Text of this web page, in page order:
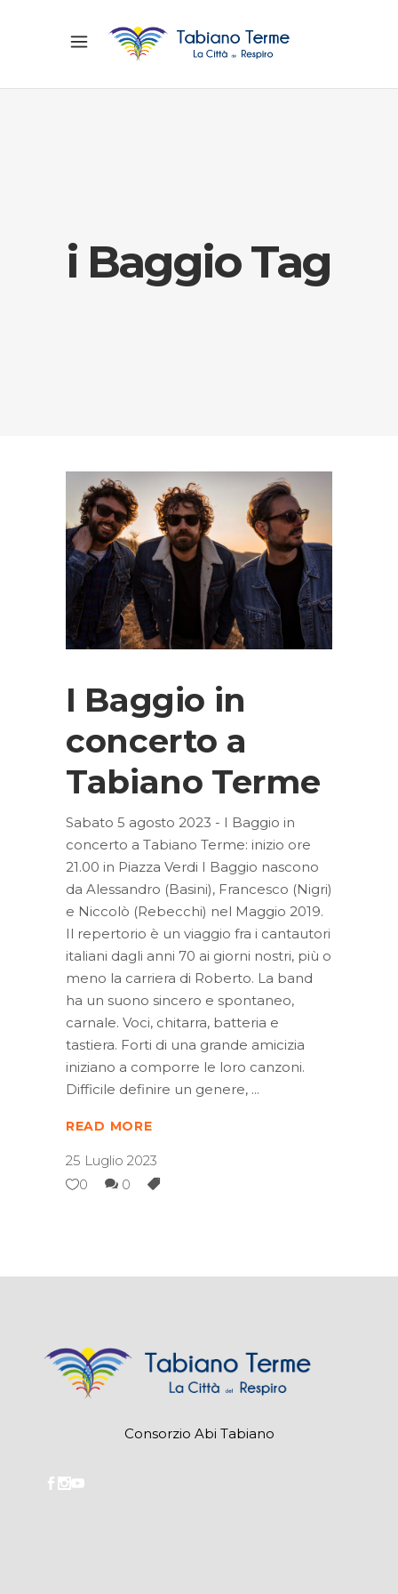
i Baggio Tag
I Baggio in
concerto a
Tabiano Terme
Sabato 5 agosto 2023 - I Baggio in
concerto a Tabiano Terme: inizio ore
21.00 in Piazza Verdi I Baggio nascono
da Alessandro (Basini), Francesco (Nigri)
e Niccolò (Rebecchi) nel Maggio 2019.
Il repertorio è un viaggio fra i cantautori
italiani dagli anni 70 ai giorni nostri, più o
meno la carriera di Roberto. La band
ha un suono sincero e spontaneo,
carnale. Voci, chitarra, batteria e
tastiera. Forti di una grande amicizia
iniziano a comporre le loro canzoni.
Difficile definire un genere,
READ MORE
25 Luglio 2023
0
0
Consorzio Abi Tabiano